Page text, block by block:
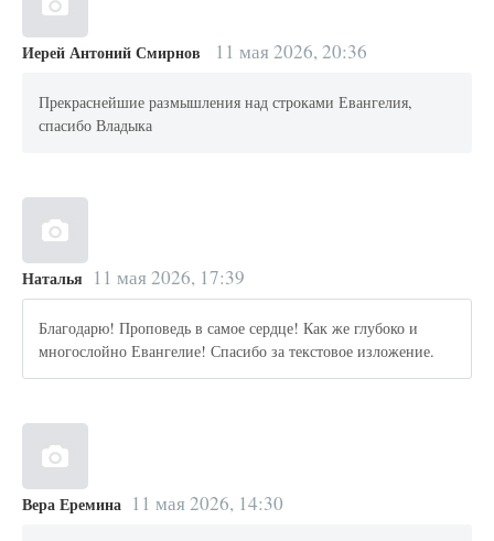
Иерей Антоний Смирнов 11 мая 2026, 20:36
Прекраснейшие размышления над строками Евангелия,
спасибо Владыка
Наталья 11 мая 2026, 17:39
Благодарю! Проповедь в самое сердце! Как же глубоко и
многослойно Евангелие! Спасибо за текстовое изложение.
Вера Еремина 11 мая 2026, 14:30